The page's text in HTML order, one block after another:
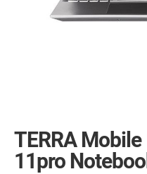
beginning
of
TERRA
11pro